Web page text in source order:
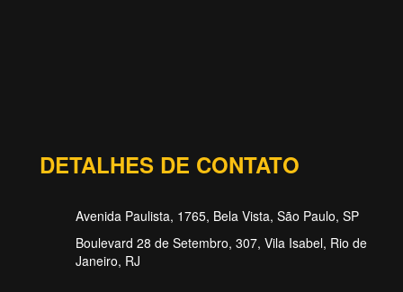
DETALHES DE CONTATO
Avenida Paulista, 1765, Bela Vista, São Paulo, SP
Boulevard 28 de Setembro, 307, Vila Isabel, Rio de
Janeiro, RJ